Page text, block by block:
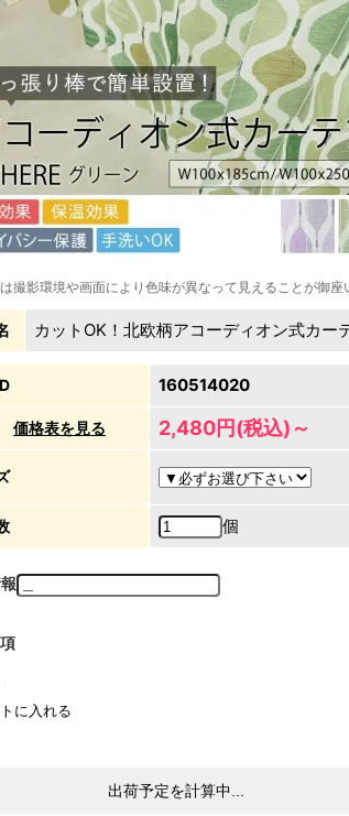
撮影環境や画面により色味が異なって見えることが御
カットOK！北欧柄アコーディオン式カー
160514020
価格表を見る 2,480円(税込)～
個
出荷予定を計算中...